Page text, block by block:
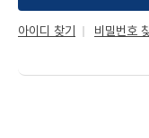
아이디 찾기 비밀번호